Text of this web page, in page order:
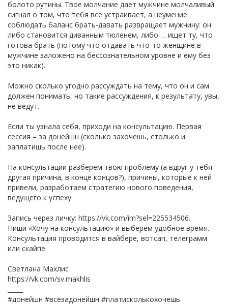
болото рутины. Твое молчание дает мужчине молчаливый
сигнал о том, что тебя все устраивает, а неумение
соблюдать баланс брать-давать развращает мужчину: он
либо становится диванным тюленем, либо … ищет ту, что
готова брать (потому что отдавать что-то женщине в
мужчине заложено на бессознательном уровне и ему без
это никак).
Можно сколько угодно рассуждать на тему, что он и сам
должен понимать, но такие рассуждения, к результату, увы,
не ведут.
Если ты узнала себя, приходи на консультацию. Первая
сессия – за донейшн (сколько захочешь, столько и
заплатишь после нее).
На консультации разберем твою проблему (а вдруг у тебя
другая причина, в конце концов?), причины, которые к ней
привели, разработаем стратегию нового поведения,
ведущего к успеху.
Запись через личку: https://vk.com/im?sel=225534506.
Пиши «Хочу на консультацию» и выберем удобное время.
Консультация проводится в вайбере, вотсап, телеграмм
или скайпе.
Светлана Махлис
https://vk.com/sv.makhlis
#донейшн #всезадонейшн #платисколькохочешь